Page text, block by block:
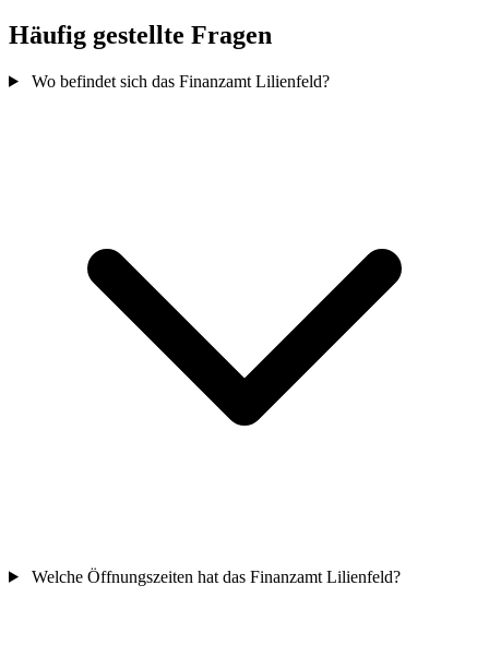
Häufig gestellte Fragen
Wo befindet sich das Finanzamt Lilienfeld?
Welche Öffnungszeiten hat das Finanzamt Lilienfeld?